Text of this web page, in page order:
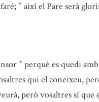
* així el Pare serà
* perquè es quedi
qui el coneixeu,
però vosaltres sí